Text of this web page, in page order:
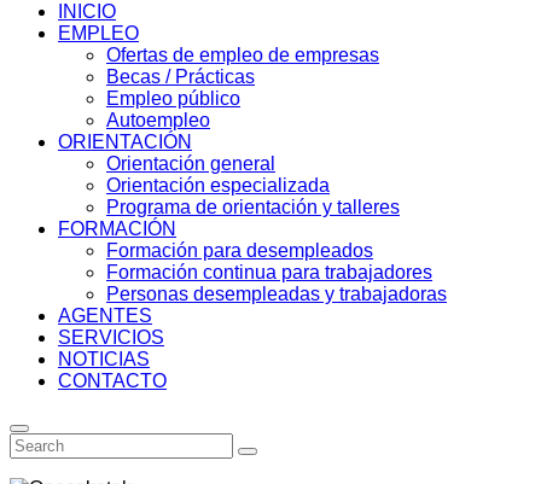
INICIO
EMPLEO
Ofertas de empleo de empresas
Becas / Prácticas
Empleo público
Autoempleo
ORIENTACIÓN
Orientación general
Orientación especializada
Programa de orientación y talleres
FORMACIÓN
Formación para desempleados
Formación continua para trabajadores
Personas desempleadas y trabajadoras
AGENTES
SERVICIOS
NOTICIAS
CONTACTO